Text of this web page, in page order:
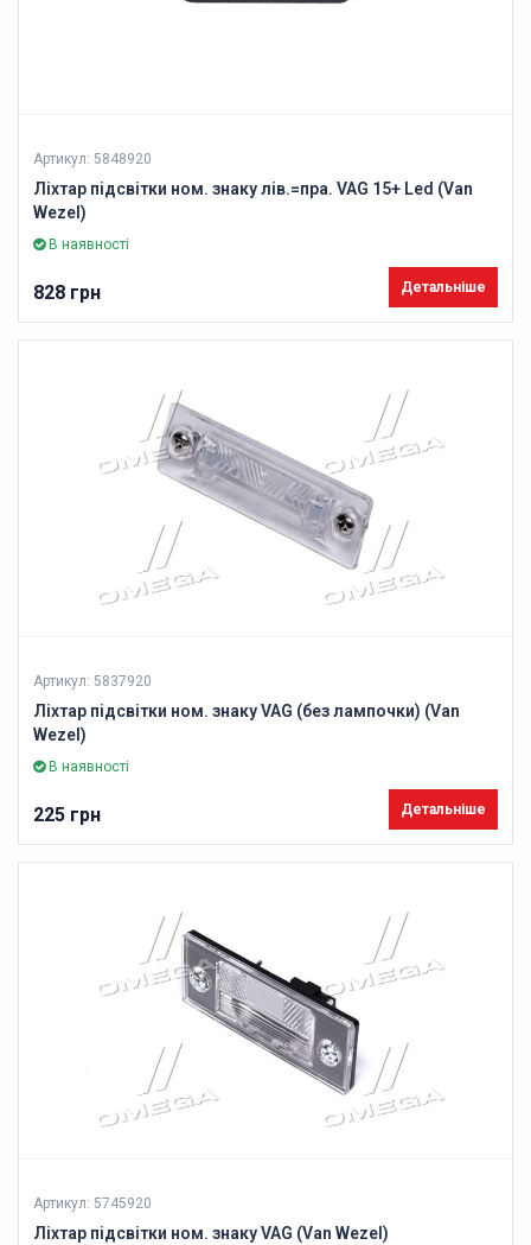
Артикул: 5848920
Ліхтар підсвітки ном. знаку лів.=пра. VAG 15+ Led (Van
Wezel)
В наявності
828 грн Детальніше
Артикул: 5837920
Ліхтар підсвітки ном. знаку VAG (без лампочки) (Van
Wezel)
В наявності
225 грн Детальніше
Артикул: 5745920
Ліхтар підсвітки ном. знаку VAG (Van Wezel)